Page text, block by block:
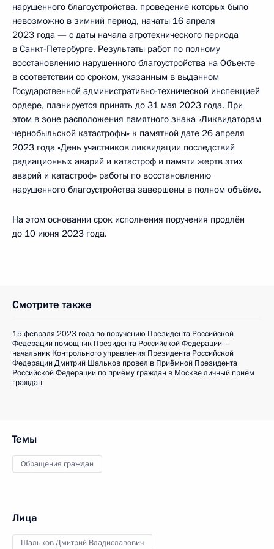
нарушенного благоустройства, проведение которых было
невозможно в зимний период, начаты 16 апреля
2023 года — с даты начала агротехнического периода
в Санкт-Петербурге. Результаты работ по полному
восстановлению нарушенного благоустройства на Объекте
в соответствии со сроком, указанным в выданном
Государственной административно-технической инспекцией
ордере, планируется принять до 31 мая 2023 года. При
этом в зоне расположения памятного знака «Ликвидаторам
чернобыльской катастрофы» к памятной дате 26 апреля
2023 года «День участников ликвидации последствий
радиационных аварий и катастроф и памяти жертв этих
аварий и катастроф» работы по восстановлению
нарушенного благоустройства завершены в полном объёме.
На этом основании срок исполнения поручения продлён
до 10 июня 2023 года.
Смотрите также
15 февраля 2023 года по поручению Президента Российской
Федерации помощник Президента Российской Федерации –
начальник Контрольного управления Президента Российской
Федерации Дмитрий Шальков провел в Приёмной Президента
Российской Федерации по приёму граждан в Москве личный приём
граждан
Темы
Обращения граждан
Лица
Шальков Дмитрий Владиславович